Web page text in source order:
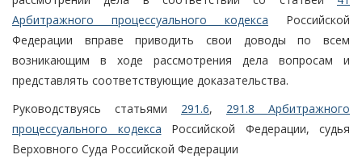
Арбитражного процессуального кодекса Российской
Федерации вправе приводить свои доводы по всем
возникающим в ходе рассмотрения дела вопросам и
представлять соответствующие доказательства.
Руководствуясь статьями 291.6, 291.8 Арбитражного
процессуального кодекса Российской Федерации, судья
Верховного Суда Российской Федерации